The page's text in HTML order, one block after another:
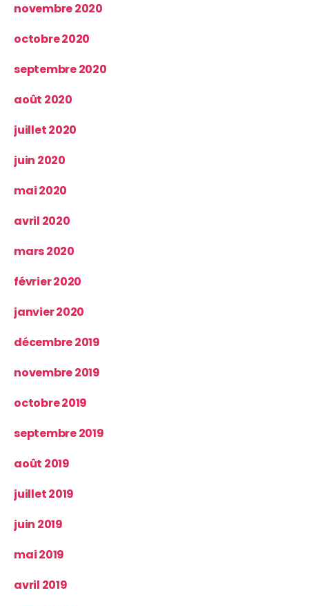
novembre 2020
octobre 2020
septembre 2020
août 2020
juillet 2020
juin 2020
mai 2020
avril 2020
mars 2020
février 2020
janvier 2020
décembre 2019
novembre 2019
octobre 2019
septembre 2019
août 2019
juillet 2019
juin 2019
mai 2019
avril 2019